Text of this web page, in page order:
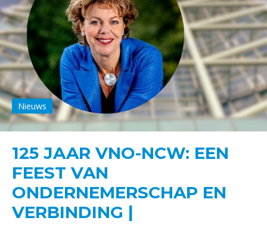
Nieuws
125 JAAR VNO-NCW: EEN
FEEST VAN
ONDERNEMERSCHAP EN
VERBINDING |